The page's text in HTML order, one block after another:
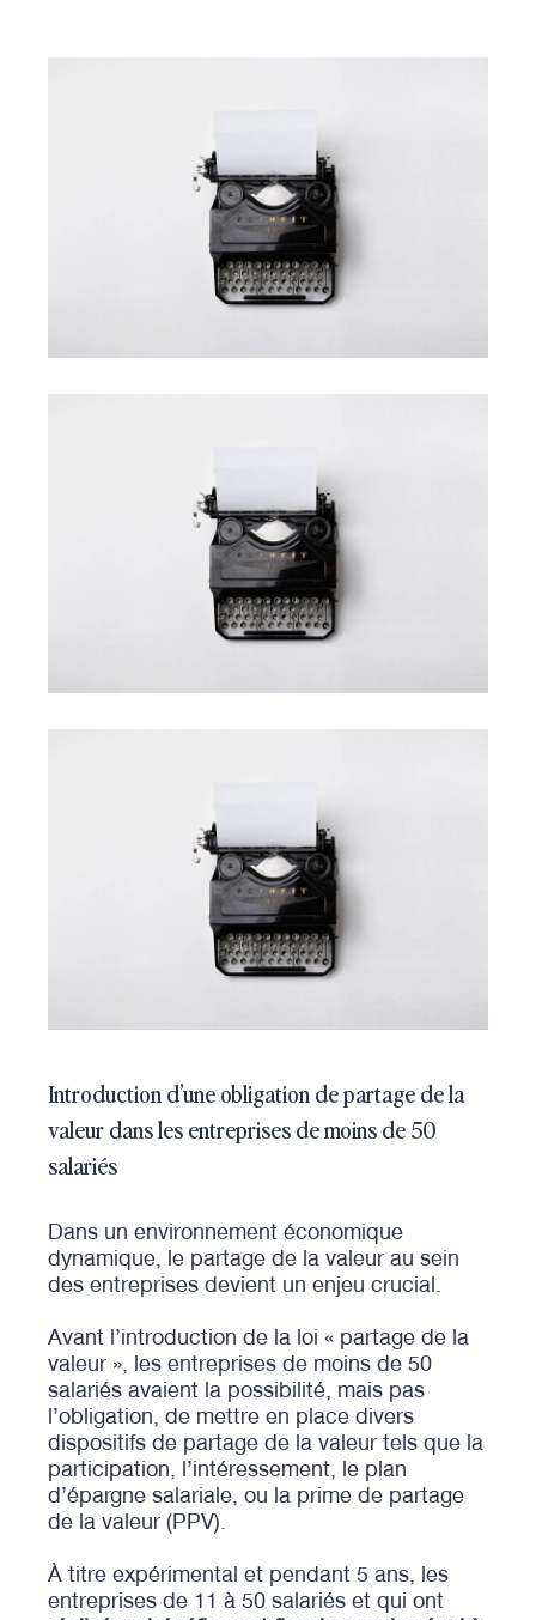
Introduction d’une obligation de partage de la
valeur dans les entreprises de moins de 50
salariés
Dans un environnement économique
dynamique, le partage de la valeur au sein
des entreprises devient un enjeu crucial.
Avant l’introduction de la loi « partage de la
valeur », les entreprises de moins de 50
salariés avaient la possibilité, mais pas
l’obligation, de mettre en place divers
dispositifs de partage de la valeur tels que la
participation, l’intéressement, le plan
d’épargne salariale, ou la prime de partage
de la valeur (PPV).
À titre expérimental et pendant 5 ans, les
entreprises de 11 à 50 salariés et qui ont